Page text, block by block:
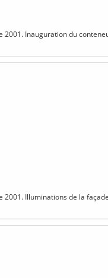
2001. Inauguration du
2001. Illuminations de la